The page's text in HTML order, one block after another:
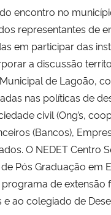
encontro no
representantes de
em participar das
a discussão
de Lagoão,
nas políticas de
civil (Ong’s,
(Bancos),
O NEDET
Pós Graduação
programa de
ao colegiado de